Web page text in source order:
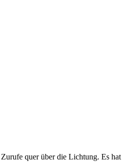
quer über die Lichtung. Es hat